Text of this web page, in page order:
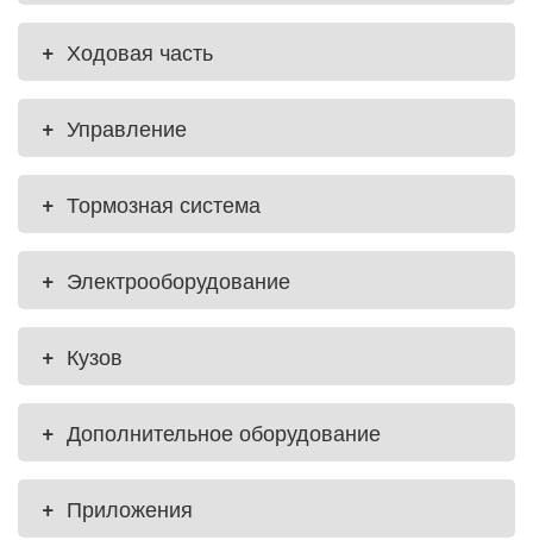
+ Ходовая часть
+ Управление
+ Тормозная система
+ Электрооборудование
+ Кузов
+ Дополнительное оборудование
+ Приложения